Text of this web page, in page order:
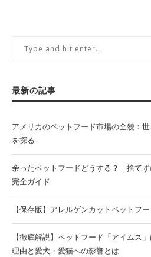
最新の記事
アメリカのペットフード市場の全貌：
を探る
余ったペットフードどうする？｜捨て
完全ガイド
【保存版】アレルゲンカットペットフ
【徹底解説】ペットフード「アイムス
理由と愛犬・愛猫への影響とは